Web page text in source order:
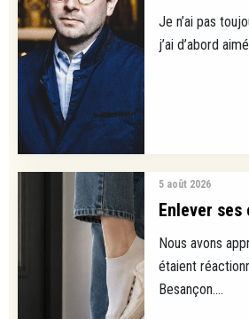
Je n’ai pas
j’ai d’abord
5 août 2026
Enlever
Nous avons
étaient
Besançon....